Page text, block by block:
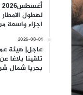
لهطول
اجزاء واسعة
2026-08-01
عاجل| هيئة
بحريا شمال